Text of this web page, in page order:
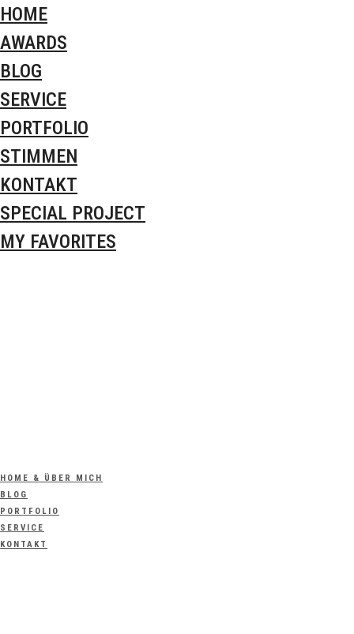
HOME
AWARDS
BLOG
SERVICE
PORTFOLIO
STIMMEN
KONTAKT
SPECIAL PROJECT
MY FAVORITES
HOME & ÜBER MICH
BLOG
PORTFOLIO
SERVICE
KONTAKT